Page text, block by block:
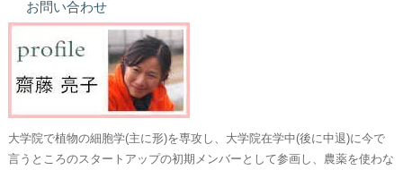
お問い合わせ
大学院で植物の細胞学(主に形)を専攻し、大学院在学中(後に中退)に今で
言うところのスタートアップの初期メンバーとして参画し、農薬を使わな